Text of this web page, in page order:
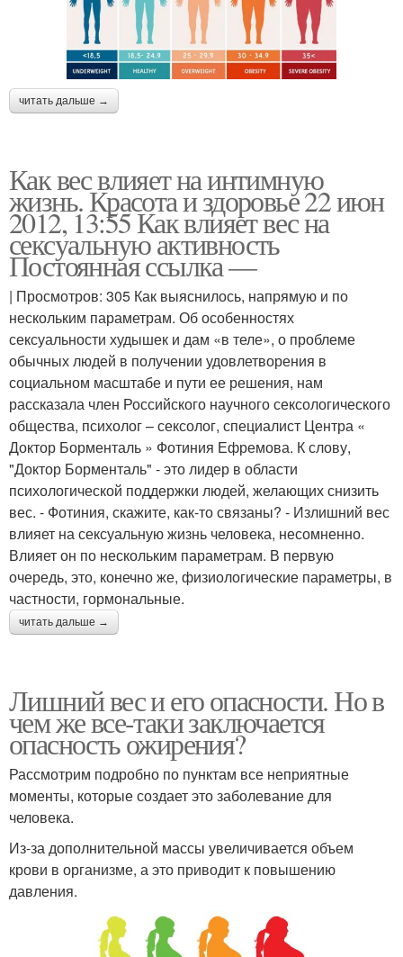
читать дальше →
Как вес влияет на интимную
жизнь. Красота и здоровье 22 июн
2012, 13:55 Как влияет вес на
сексуальную активность
Постоянная ссылка —
| Просмотров: 305 Как выяснилось, напрямую и по
нескольким параметрам. Об особенностях
сексуальности худышек и дам «в теле», о проблеме
обычных людей в получении удовлетворения в
социальном масштабе и пути ее решения, нам
рассказала член Российского научного сексологического
общества, психолог – сексолог, специалист Центра «
Доктор Борменталь » Фотиния Ефремова. К слову,
"Доктор Борменталь" - это лидер в области
психологической поддержки людей, желающих снизить
вес. - Фотиния, скажите, как-то связаны? - Излишний вес
влияет на сексуальную жизнь человека, несомненно.
Влияет он по нескольким параметрам. В первую
очередь, это, конечно же, физиологические параметры, в
частности, гормональные.
читать дальше →
Лишний вес и его опасности. Но в
чем же все-таки заключается
опасность ожирения?
Рассмотрим подробно по пунктам все неприятные
моменты, которые создает это заболевание для
человека.
Из-за дополнительной массы увеличивается объем
крови в организме, а это приводит к повышению
давления.